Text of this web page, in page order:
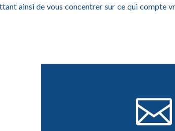
ainsi de vous concentrer sur ce qui compte
